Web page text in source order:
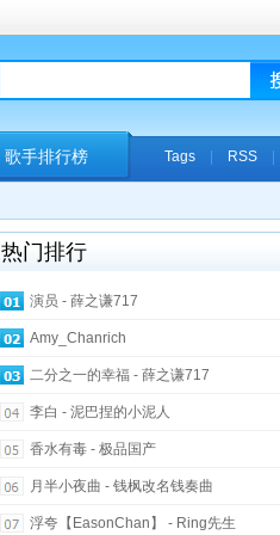
歌手排行榜 Tags| RSS|
热门排行
演员 - 薛之谦717
Amy_Chanrich
二分之一的幸福 - 薛之谦717
李白 - 泥巴捏的小泥人
香水有毒 - 极品国产
月半小夜曲 - 钱枫改名钱奏曲
浮夸【EasonChan】 - Ring先生